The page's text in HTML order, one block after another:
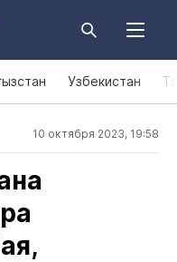
Узбекистан
10 октября 2023, 19:58